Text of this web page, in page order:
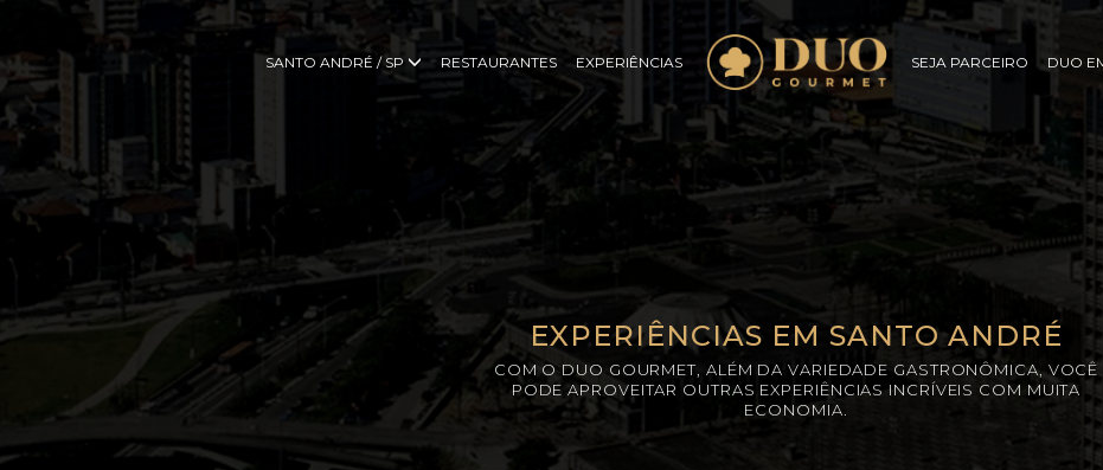
SANTO ANDRÉ / SP RESTAURANTES EXPERIÊNCIAS SEJA PARCEIRO DUO
EXPERIÊNCIAS EM SANTO ANDRÉ
COM O DUO GOURMET, ALÉM DA VARIEDADE GASTRONÔMICA, VOCÊ
PODE APROVEITAR OUTRAS EXPERIÊNCIAS INCRÍVEIS COM MUITA
ECONOMIA.